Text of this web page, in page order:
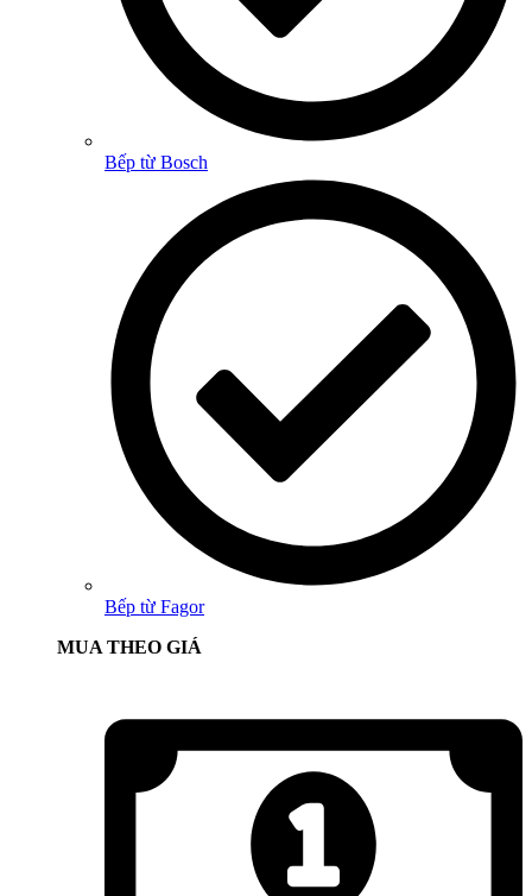
Bếp từ Bosch
Bếp từ Fagor
MUA THEO GIÁ